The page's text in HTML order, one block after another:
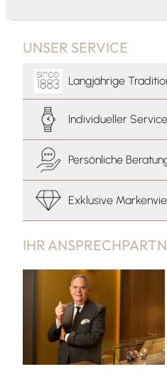
IHR
UNSER SERVICE
Langjährige
Individueller Service
Persönliche
Exklusive